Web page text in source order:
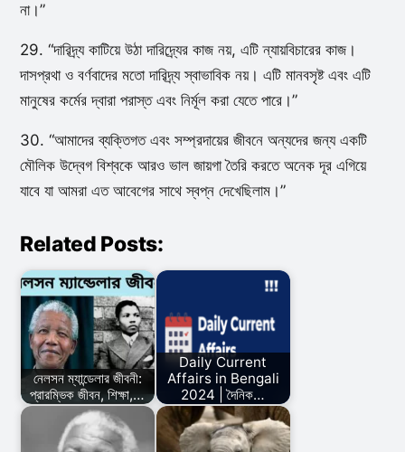
না।”
29. “দারিদ্র্য কাটিয়ে উঠা দারিদ্র্যের কাজ নয়, এটি ন্যায়বিচারের কাজ।
দাসপ্রথা ও বর্ণবাদের মতো দারিদ্র্য স্বাভাবিক নয়। এটি মানবসৃষ্ট এবং এটি
মানুষের কর্মের দ্বারা পরাস্ত এবং নির্মূল করা যেতে পারে।”
30. “আমাদের ব্যক্তিগত এবং সম্প্রদায়ের জীবনে অন্যদের জন্য একটি
মৌলিক উদ্বেগ বিশ্বকে আরও ভাল জায়গা তৈরি করতে অনেক দূর এগিয়ে
যাবে যা আমরা এত আবেগের সাথে স্বপ্ন দেখেছিলাম।”
Related Posts:
নেলসন ম্যান্ডেলার জীবনী:
প্রারম্ভিক জীবন, শিক্ষা,…
Daily Current
Affairs in Bengali
2024 | দৈনিক…